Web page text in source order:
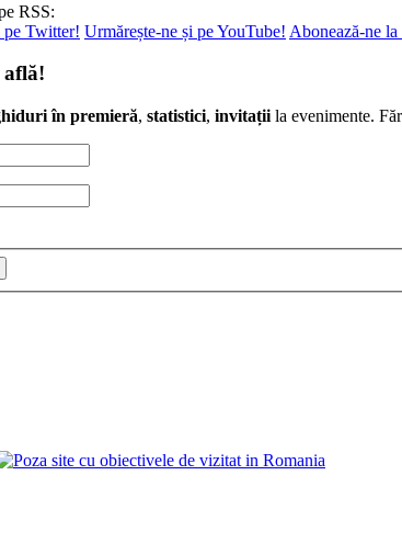
RSS:
pe Twitter! Urmărește-ne și pe YouTube! Abonează-ne
află!
în premieră, statistici, invitații la evenimente.